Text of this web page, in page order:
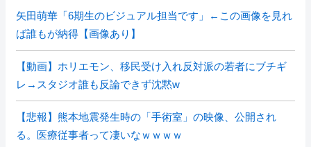
矢田萌華「6期生のビジュアル担当です」←この画像を見れ
ば誰もが納得【画像あり】
【動画】ホリエモン、移民受け入れ反対派の若者にブチギ
レ→スタジオ誰も反論できず沈黙w
【悲報】熊本地震発生時の「手術室」の映像、公開され
る。医療従事者って凄いなｗｗｗｗ